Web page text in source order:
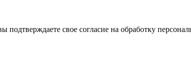
подтверждаете свое согласие на обработку